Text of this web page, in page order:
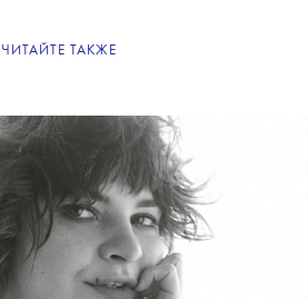
ЧИТАЙТЕ ТАКЖЕ